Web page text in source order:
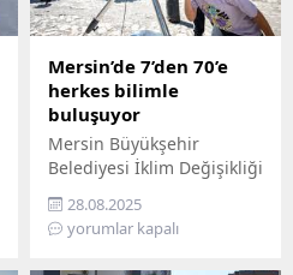
Mersin’de 7’den 70’e
herkes bilimle
buluşuyor
Mersin Büyükşehir
Belediyesi İklim Değişikliği
ve Sıfır Atık Dairesi
Başkanlığı, Mercan 100.
Yıl İklim ve Çevre Bilim
28.08.2025
yorumlar kapalı